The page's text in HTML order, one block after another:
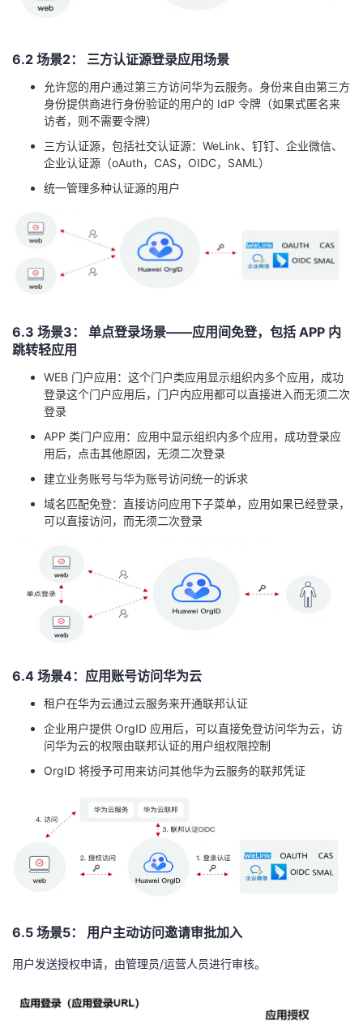
6.2 场景2： 三方认证源登录应用场景
允许您的用户通过第三方访问华为云服务。身份来自由第三方
身份提供商进行身份验证的用户的 IdP 令牌（如果式匿名来
访者，则不需要令牌）
三方认证源，包括社交认证源： WeLink、钉钉、企业微信、
企业认证源（oAuth，CAS，OIDC，SAML）
统一管理多种认证源的用户
6.3 场景3： 单点登录场景——应用间免登，包括 APP 内
跳转轻应用
WEB 门户应用：这个门户类应用显示组织内多个应用，成功
登录这个门户应用后，门户内应用都可以直接进入而无须二次
登录
APP 类门户应用：应用中显示组织内多个应用，成功登录应
用后，点击其他原因，无须二次登录
建立业务账号与华为账号访问统一的诉求
域名匹配免登：直接访问应用下子菜单，应用如果已经登录，
可以直接访问，而无须二次登录
6.4 场景4：应用账号访问华为云
租户在华为云通过云服务来开通联邦认证
企业用户提供 OrgID 应用后，可以直接免登访问华为云，访
问华为云的权限由联邦认证的用户组权限控制
OrgID 将授予可用来访问其他华为云服务的联邦凭证
6.5 场景5： 用户主动访问邀请审批加入
用户发送授权申请，由管理员/运营人员进行审核。